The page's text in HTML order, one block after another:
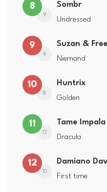
8
9
Sombr
Undressed
9
6
Suzan &
Niemand
10
8
Huntrix
Golden
11
13
Tame Impala
Dracula
12
10
Damiano
First time